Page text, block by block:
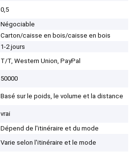
0,5
Négociable
Carton/caisse en bois/caisse en bois
1-2 jours
T/T, Western Union, PayPal
50000
Basé sur le poids, le volume et la distance
vrai
Dépend de l'itinéraire et du mode
Varie selon l'itinéraire et le mode